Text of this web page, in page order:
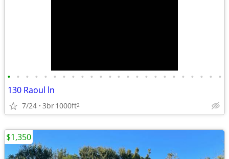
• • • • • • • • • • • • • • • • • • • • • • • •
130 Raoul ln
7/24 3br1000ft2
$1,350